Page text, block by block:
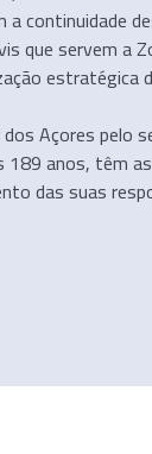
a continuidade
que servem a
estratégica
Açores pelo
anos, têm
das suas